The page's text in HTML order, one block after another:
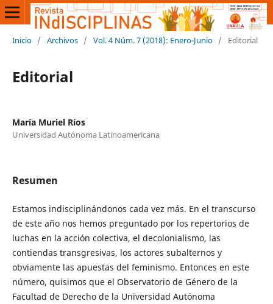
Inicio / Archivos / Vol. 4 Núm. 7 (2018): Enero-Junio / Editorial
Editorial
María Muriel Ríos
Universidad Autónoma Latinoamericana
Resumen
Estamos indisciplinándonos cada vez más. En el transcurso
de este año nos hemos preguntado por los repertorios de
luchas en la acción colectiva, el decolonialismo, las
contiendas transgresivas, los actores subalternos y
obviamente las apuestas del feminismo. Entonces en este
número, quisimos que el Observatorio de Género de la
Facultad de Derecho de la Universidad Autónoma